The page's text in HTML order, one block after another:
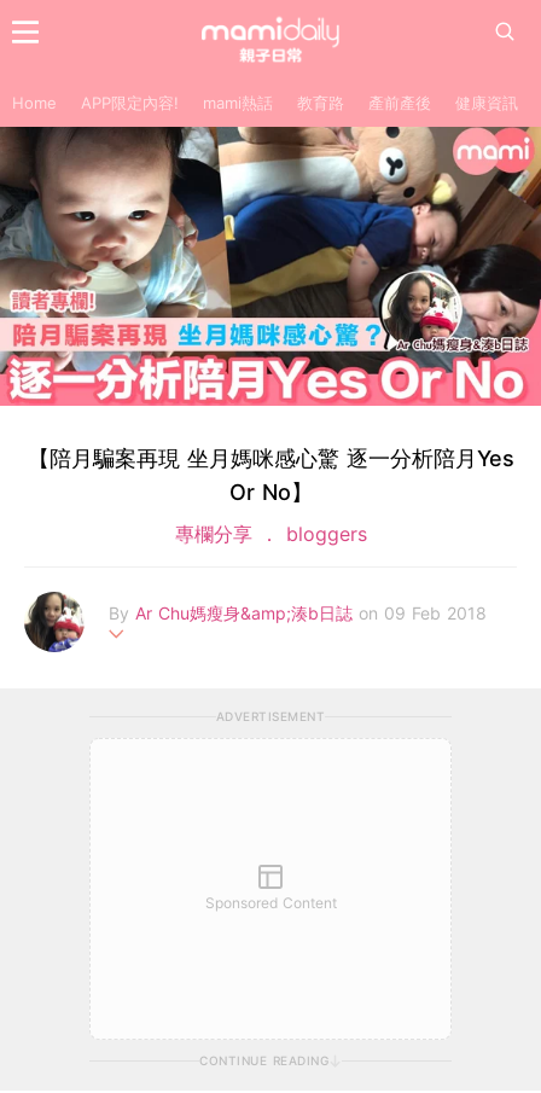
Home APP限定內容! mami熱話 教育路 產前產後 健康資訊
【陪月騙案再現 坐月媽咪感心驚 逐一分析陪月Yes
Or No】
專欄分享 bloggers
By Ar Chu媽瘦身&amp;湊b日誌 on 09 Feb 2018
P.s. 雖然不是減肥達人，但對減肥有點心得及成果，希望可以互相
想即時知道 Ar Chu媽 & Baby豬的最新動向，請 Like Facebook
- Ar Chu 媽瘦身日誌 www.facebook.com\chuchumadiary\ 或
可EMAIL
ADVERTISEMENT
Sponsored Content
CONTINUE READING